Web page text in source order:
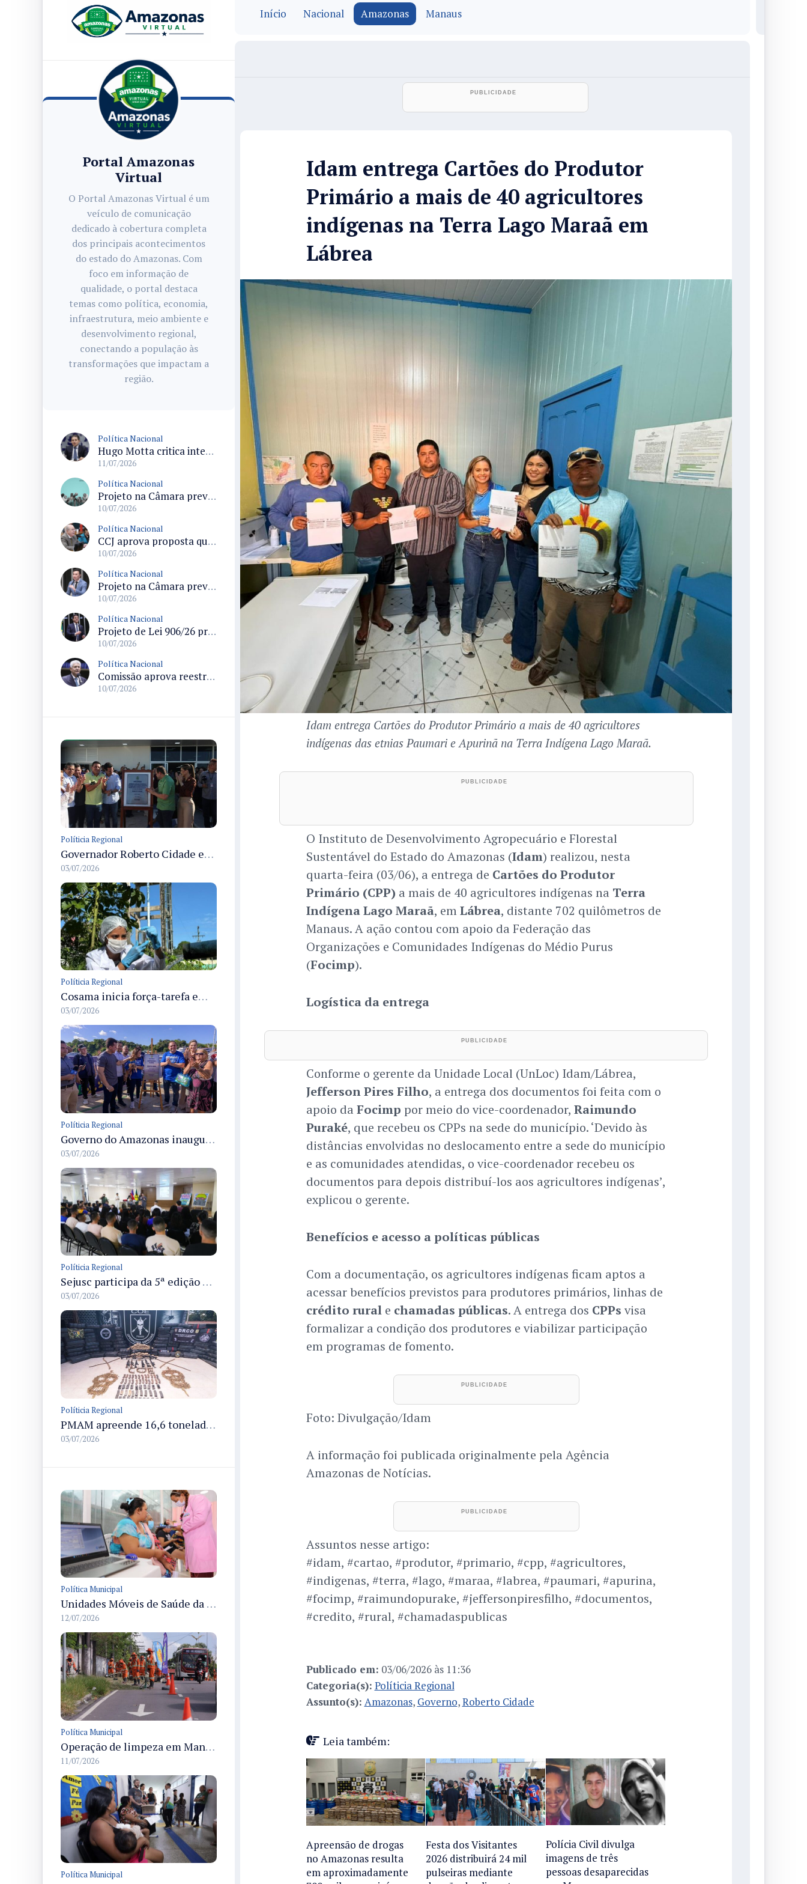
Portal Amazonas
Virtual
O Portal Amazonas Virtual é um
veículo de comunicação
dedicado à cobertura completa
dos principais acontecimentos
do estado do Amazonas. Com
foco em informação de
qualidade, o portal destaca
temas como política, economia,
infraestrutura, meio ambiente e
desenvolvimento regional,
conectando a população às
transformações que impactam a
região.
Política Nacional
Hugo Motta critica interferência judicial na atividade do Poder Legislativo
11/07/2026
Política Nacional
Projeto na Câmara prevê pagamento do seguro-defeso ao pescador artesanal durante paralisações para preservação ambiental
10/07/2026
Política Nacional
CCJ aprova proposta que altera regras de repartição do ICMS entre municípios em atividades do agronegócio
10/07/2026
Política Nacional
Projeto na Câmara prevê isenção do Imposto de Renda para profissionais da segurança pública e compensa receita com tributos sobre apostas
10/07/2026
Política Nacional
Projeto de Lei 906/26 propõe transparência no parcelamento e exige indicação de juros e taxas no preço a prazo
10/07/2026
Política Nacional
Comissão aprova reestruturação do quadro de pessoal do TRT da 4ª Região
10/07/2026
Políticia Regional
Governador Roberto Cidade entrega readequação do ambulatório da FCecon e amplia capacidade de atendimento oncológico em Manaus
03/07/2026
Políticia Regional
Cosama inicia força-tarefa em Anamã para fortalecer abastecimento de água e segurança hídrica da população
03/07/2026
Políticia Regional
Governo do Amazonas inaugura primeiro Castramóvel Fluvial para atendimento veterinário às comunidades ribeirinhas e castração gratuita
03/07/2026
Políticia Regional
Sejusc participa da 5ª edição do Caminhos Literários com foco na cultura hip-hop nas unidades socioeducativas
03/07/2026
Políticia Regional
PMAM apreende 16,6 toneladas de entorpecentes e registra aumento nas prisões em flagrante e nas capturas de foragidos no primeiro semestre de 2026
03/07/2026
Política Municipal
Unidades Móveis de Saúde da Mulher atendem em novos e atuais pontos de Manaus entre 6 e 24 de julho
12/07/2026
Política Municipal
Operação de limpeza em Manaus com Semulsp retira 224 toneladas e atende 72,5 km de corredores viários
11/07/2026
Política Municipal
Início Nacional Amazonas Manaus
Idam entrega Cartões do Produtor
Primário a mais de 40 agricultores
indígenas na Terra Lago Maraã em
Lábrea
Idam entrega Cartões do Produtor Primário a mais de 40 agricultores
indígenas das etnias Paumari e Apurinã na Terra Indígena Lago Maraã.
O Instituto de Desenvolvimento Agropecuário e Florestal
Sustentável do Estado do Amazonas (Idam) realizou, nesta
quarta-feira (03/06), a entrega de Cartões do Produtor
Primário (CPP) a mais de 40 agricultores indígenas na Terra
Indígena Lago Maraã, emLábrea, distante 702 quilômetros de
Manaus. A ação contou com apoio da Federação das
Organizações e Comunidades Indígenas do Médio Purus
(Focimp).
Logística da entrega
Conforme o gerente da Unidade Local (UnLoc) Idam/Lábrea,
Jefferson Pires Filho, a entrega dos documentos foi feita com o
apoio da Focimp por meio do vice-coordenador, Raimundo
Puraké, que recebeu os CPPs na sede do município. ‘Devido às
distâncias envolvidas no deslocamento entre a sede do município
e as comunidades atendidas, o vice-coordenador recebeu os
documentos para depois distribuí-los aos agricultores indígenas’,
explicou o gerente.
Benefícios e acesso a políticas públicas
Com a documentação, os agricultores indígenas ficam aptos a
acessar benefícios previstos para produtores primários, linhas de
crédito rurale chamadas públicas. A entrega dos CPPs visa
formalizar a condição dos produtores e viabilizar participação
em programas de fomento.
Foto: Divulgação/Idam
A informação foi publicada originalmente pela Agência
Amazonas de Notícias.
Assuntos nesse artigo:
#idam, #cartao, #produtor, #primario, #cpp, #agricultores,
#indigenas, #terra, #lago, #maraa, #labrea, #paumari, #apurina,
#focimp, #raimundopurake, #jeffersonpiresfilho, #documentos,
#credito, #rural, #chamadaspublicas
Publicado em: 03/06/2026 às 11:36
Categoria(s): Políticia Regional
Assunto(s): Amazonas, Governo,Roberto Cidade
Leia também:
Apreensão de drogas
no Amazonas resulta
em aproximadamente
Festa dos Visitantes
2026 distribuirá 24 mil
pulseiras mediante
Polícia Civil divulga
imagens de três
pessoas desaparecidas